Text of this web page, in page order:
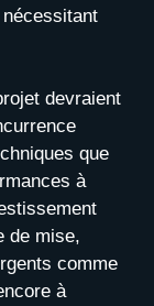
devraient
que
à
de mise,
comme
à